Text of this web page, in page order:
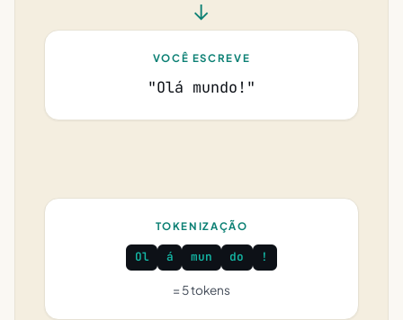
VOCÊ ESCREVE
"Olá mundo!"
→
TOKENIZAÇÃO
Ol á mun do !
= 5 tokens